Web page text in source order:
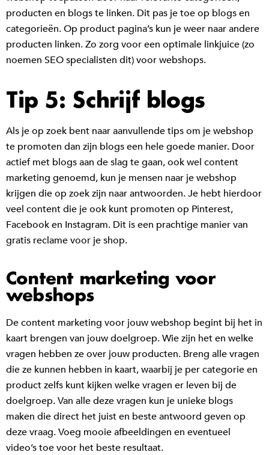
producten en blogs te linken. Dit pas je toe op blogs en
categorieën. Op product pagina’s kun je weer naar andere
producten linken. Zo zorg voor een optimale linkjuice (zo
noemen SEO specialisten dit) voor webshops.
Tip 5: Schrijf blogs
Als je op zoek bent naar aanvullende tips om je webshop
te promoten dan zijn blogs een hele goede manier. Door
actief met blogs aan de slag te gaan, ook wel content
marketing genoemd, kun je mensen naar je webshop
krijgen die op zoek zijn naar antwoorden. Je hebt hierdoor
veel content die je ook kunt promoten op Pinterest,
Facebook en Instagram. Dit is een prachtige manier van
gratis reclame voor je shop.
Content marketing voor
webshops
De content marketing voor jouw webshop begint bij het in
kaart brengen van jouw doelgroep. Wie zijn het en welke
vragen hebben ze over jouw producten. Breng alle vragen
die ze kunnen hebben in kaart, waarbij je per categorie en
product zelfs kunt kijken welke vragen er leven bij de
doelgroep. Van alle deze vragen kun je unieke blogs
maken die direct het juist en beste antwoord geven op
deze vraag. Voeg mooie afbeeldingen en eventueel
video’s toe voor het beste resultaat.